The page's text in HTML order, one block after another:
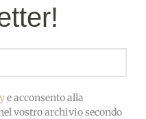
e acconsento alla
vostro archivio secondo